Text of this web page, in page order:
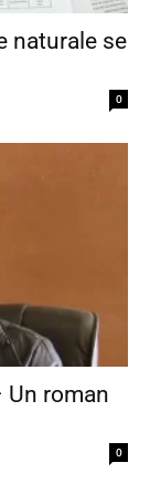
naturale se
0
Un roman
0